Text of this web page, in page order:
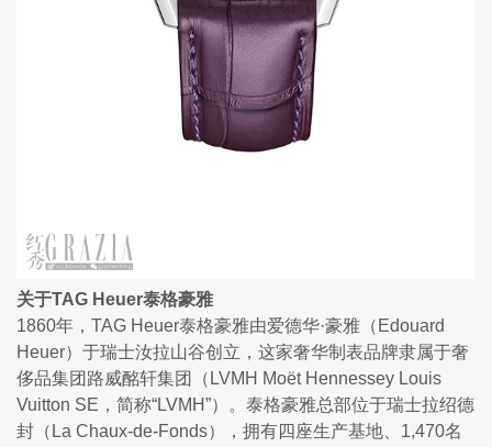
关于TAG Heuer泰格豪雅
1860年，TAG Heuer泰格豪雅由爱德华·豪雅（Edouard
Heuer）于瑞士汝拉山谷创立，这家奢华制表品牌隶属于奢
侈品集团路威酩轩集团（LVMH Moët Hennessey Louis
Vuitton SE，简称“LVMH”）。泰格豪雅总部位于瑞士拉绍德
封（La Chaux-de-Fonds），拥有四座生产基地、1,470名